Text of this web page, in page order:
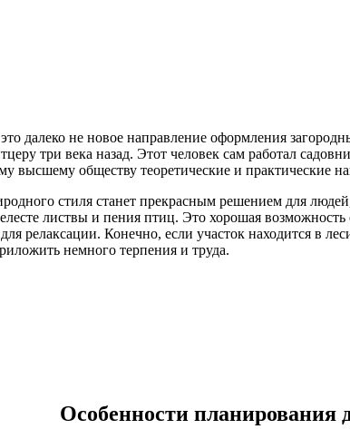
не новое направление оформления
три века назад. Этот человек сам работал
высшему обществу теоретические и практические
стиля станет прекрасным решением для
листвы и пения птиц. Это хорошая
релаксации. Конечно, если участок находится в
немного терпения и труда.
Особенности планирования